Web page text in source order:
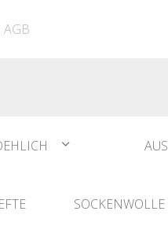
AGB
SOCKENWOLLE